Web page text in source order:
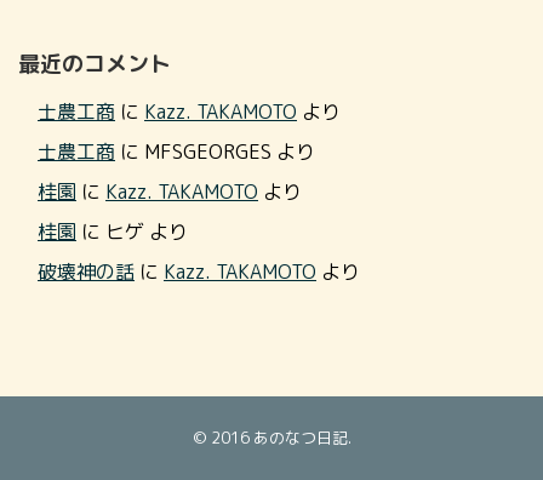
最近のコメント
士農工商 に Kazz. TAKAMOTO より
士農工商 に MFSGEORGES より
桂園 に Kazz. TAKAMOTO より
桂園 に ヒゲ より
破壊神の話 に Kazz. TAKAMOTO より
© 2016 あのなつ日記.